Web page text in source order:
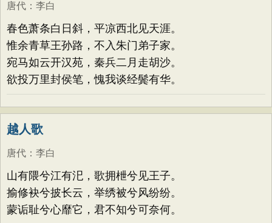
唐代 ： 李白
春色萧条白日斜，平凉西北见天涯。
惟余青草王孙路，不入朱门弟子家。
宛马如云开汉苑，秦兵二月走胡沙。
欲投万里封侯笔，愧我谈经鬓有华。
越人歌
唐代 ： 李白
山有隈兮江有汜，歌拥枻兮见王子。
揄修袂兮披长云，举绣被兮风纷纷。
蒙诟耻兮心靡它，君不知兮可奈何。